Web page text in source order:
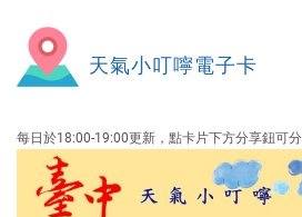
時
刻
天氣小叮嚀電子卡
每日於18:00-19:00更新，點卡片下方分享鈕可